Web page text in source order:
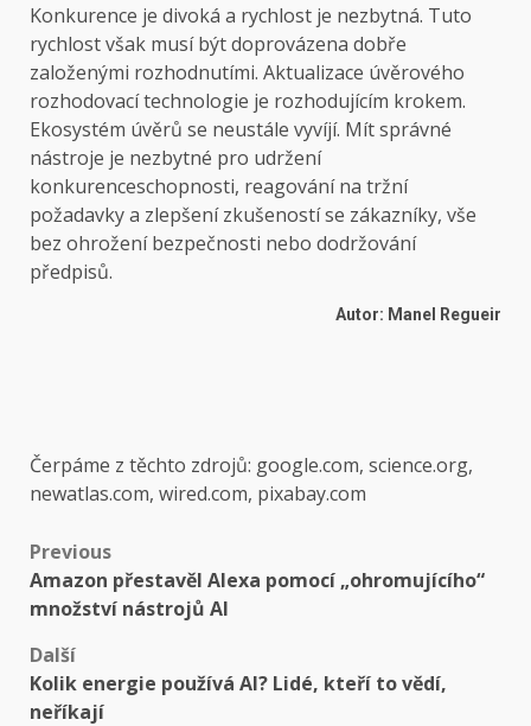
Konkurence je divoká a rychlost je nezbytná. Tuto
rychlost však musí být doprovázena dobře
založenými rozhodnutími. Aktualizace úvěrového
rozhodovací technologie je rozhodujícím krokem.
Ekosystém úvěrů se neustále vyvíjí. Mít správné
nástroje je nezbytné pro udržení
konkurenceschopnosti, reagování na tržní
požadavky a zlepšení zkušeností se zákazníky, vše
bez ohrožení bezpečnosti nebo dodržování
předpisů.
Autor: Manel Regueir
Čerpáme z těchto zdrojů: google.com, science.org,
newatlas.com, wired.com, pixabay.com
Post
navigation
Previous
Amazon přestavěl Alexa pomocí „ohromujícího“
množství nástrojů AI
Další
Kolik energie používá AI? Lidé, kteří to vědí,
neříkají